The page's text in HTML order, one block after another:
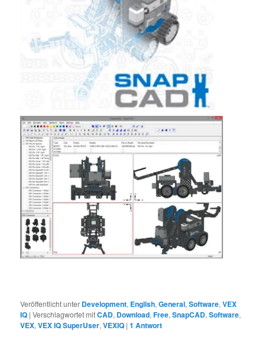
Veröffentlicht unter Development, English,General,Software,VEX
IQ |Verschlagwortet mitCAD, Download,Free,SnapCAD,Software,
VEX,VEX IQ SuperUser,VEXIQ |1 Antwort